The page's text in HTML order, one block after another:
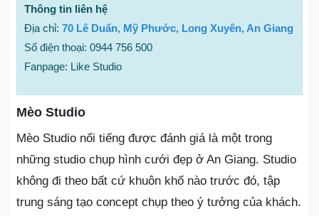
Thông tin liên hệ
Địa chỉ: 70 Lê Duẩn, Mỹ Phước, Long Xuyên, An Giang
Số điện thoại: 0944 756 500
Fanpage: Like Studio
Mèo Studio
Mèo Studio nổi tiếng được đánh giá là một trong
những studio chụp hình cưới đẹp ở An Giang. Studio
không đi theo bất cứ khuôn khổ nào trước đó, tập
trung sáng tạo concept chụp theo ý tưởng của khách.